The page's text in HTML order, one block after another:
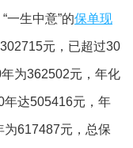
一生中意”的保单现
元，已超过30
为362502元，年化
年达505416元，年
为617487元，总保